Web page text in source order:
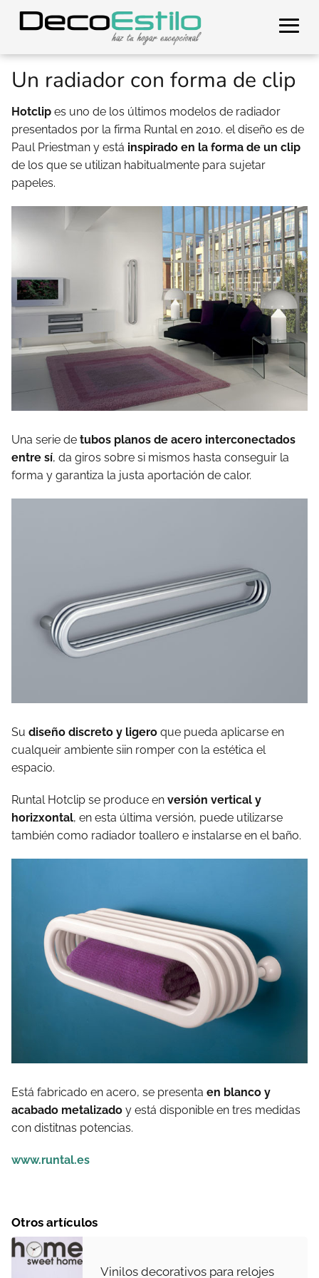
Un radiador con forma de clip
Hotclip es uno de los últimos modelos de radiador
presentados por la firma Runtal en 2010. el diseño es de
Paul Priestman y está inspirado en la forma de un clip
de los que se utilizan habitualmente para sujetar
papeles.
Una serie de tubos planos de acero interconectados
entre sí, da giros sobre si mismos hasta conseguir la
forma y garantiza la justa aportación de calor.
Su diseño discreto y ligero que pueda aplicarse en
cualqueir ambiente siin romper con la estética el
espacio.
Runtal Hotclip se produce en versión vertical y
horizxontal, en esta última versión, puede utilizarse
también como radiador toallero e instalarse en el baño.
Está fabricado en acero, se presenta en blanco y
acabado metalizado y está disponible en tres medidas
con distitnas potencias.
www.runtal.es
Otros artículos
Vinilos decorativos para relojes